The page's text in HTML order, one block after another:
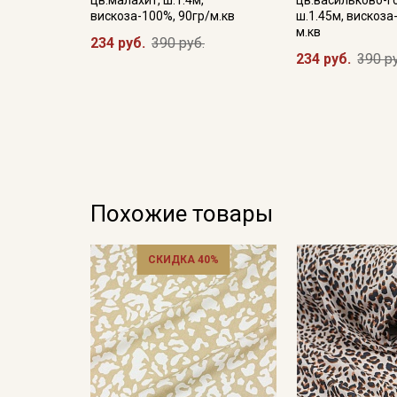
вискоза-100%, 90гр/м.кв
234 руб. 390 руб.
ш.1.45м,
м.кв
234 руб. 390
Похожие товары
СКИДКА 40%